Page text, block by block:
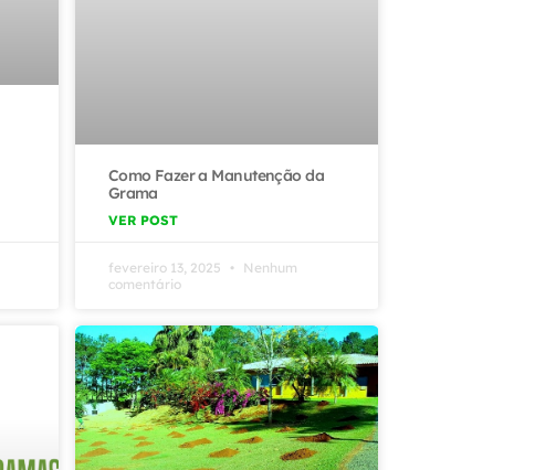
Como Fazer a Manutenção da
Grama
VER POST
fevereiro 13, 2025
Nenhum
comentário